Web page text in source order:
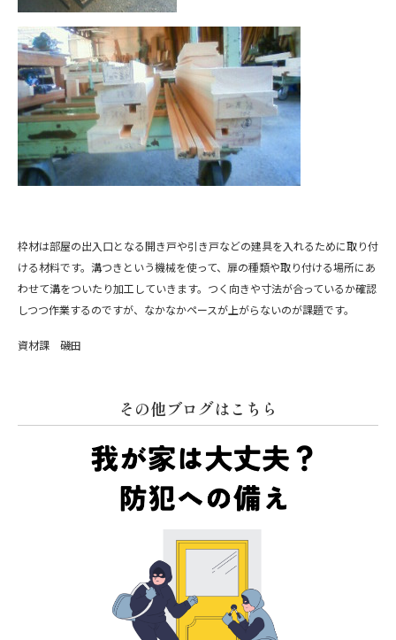
枠材は部屋の出入口となる開き戸や引き戸などの建具を入れるために取り付
ける材料です。溝つきという機械を使って、扉の種類や取り付ける場所にあ
わせて溝をついたり加工していきます。つく向きや寸法が合っているか確認
しつつ作業するのですが、なかなかペースが上がらないのが課題です。
資材課 磯田
その他ブログはこちら